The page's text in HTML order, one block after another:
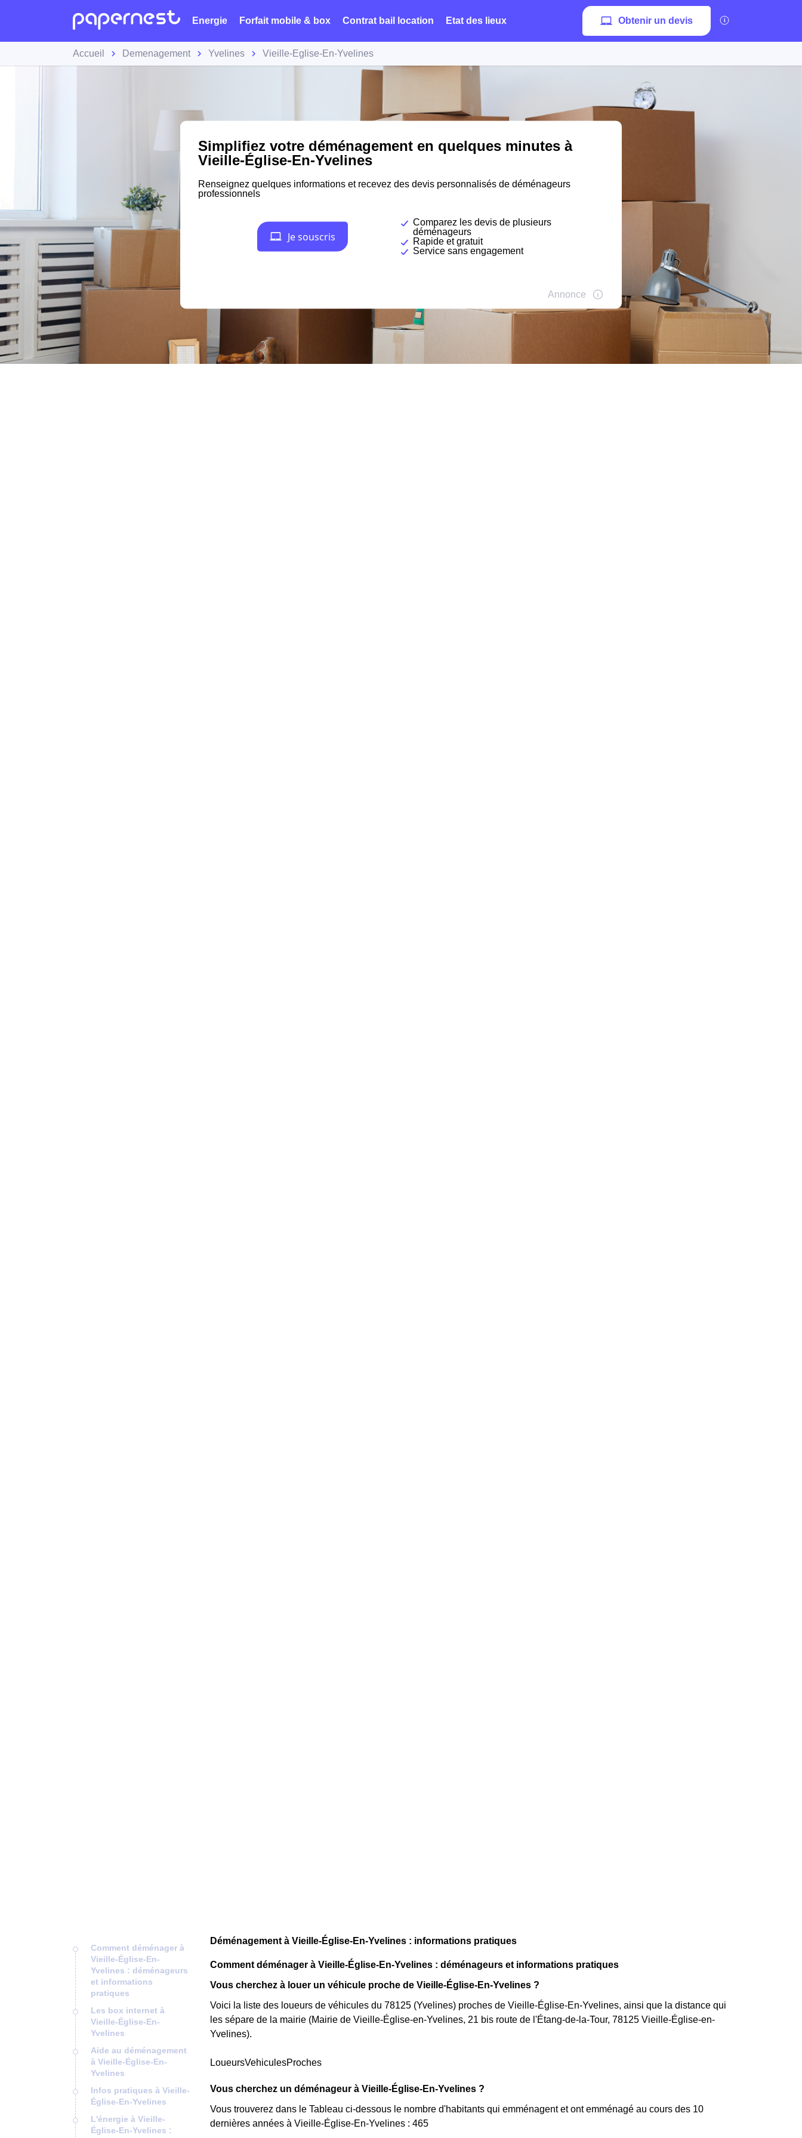
Energie Forfait mobile & box Contrat bail location Etat des lieux Obtenir un devis
Accueil Demenagement Yvelines Vieille-Église-En-Yvelines
Comment déménager à
Vieille-Église-En-
Yvelines : déménageurs
et informations
pratiques
Les box internet à
Vieille-Église-En-
Yvelines
Aide au déménagement
à Vieille-Église-En-
Yvelines
Infos pratiques à Vieille-
Église-En-Yvelines
L'énergie à Vieille-
Église-En-Yvelines :
Déménagement à Vieille-Église-En-Yvelines : informations pratiques
Comment déménager à Vieille-Église-En-Yvelines : déménageurs et informations pratiques
Vous cherchez à louer un véhicule proche de Vieille-Église-En-Yvelines ?
Voici la liste des loueurs de véhicules du 78125 (Yvelines) proches de Vieille-Église-En-Yvelines, ainsi que la distance qui
les sépare de la mairie (Mairie de Vieille-Église-en-Yvelines, 21 bis route de l'Étang-de-la-Tour, 78125 Vieille-Église-en-
Yvelines).
LoueursVehiculesProches
Vous cherchez un déménageur à Vieille-Église-En-Yvelines ?
Vous trouverez dans le Tableau ci-dessous le nombre d'habitants qui emménagent et ont emménagé au cours des 10
dernières années à Vieille-Église-En-Yvelines : 465